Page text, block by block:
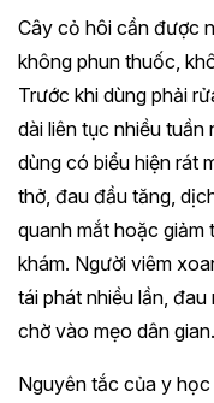
Cây cỏ hôi cần được
không phun thuốc,
Trước khi dùng phải
dài liên tục nhiều
dùng có biểu hiện rát
thở, đau đầu tăng,
quanh mắt hoặc
khám. Người viêm
tái phát nhiều lần,
chờ vào mẹo dân gian.
Nguyên tắc của y